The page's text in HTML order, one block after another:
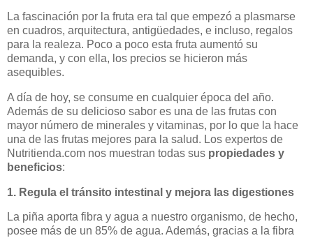
La fascinación por la fruta era tal que empezó a plasmarse
en cuadros, arquitectura, antigüedades, e incluso, regalos
para la realeza. Poco a poco esta fruta aumentó su
demanda, y con ella, los precios se hicieron más
asequibles.
A día de hoy, se consume en cualquier época del año.
Además de su delicioso sabor es una de las frutas con
mayor número de minerales y vitaminas, por lo que la hace
una de las frutas mejores para la salud. Los expertos de
Nutritienda.com nos muestran todas sus propiedades y
beneficios:
1. Regula el tránsito intestinal y mejora las digestiones
La piña aporta fibra y agua a nuestro organismo, de hecho,
posee más de un 85% de agua. Además, gracias a la fibra